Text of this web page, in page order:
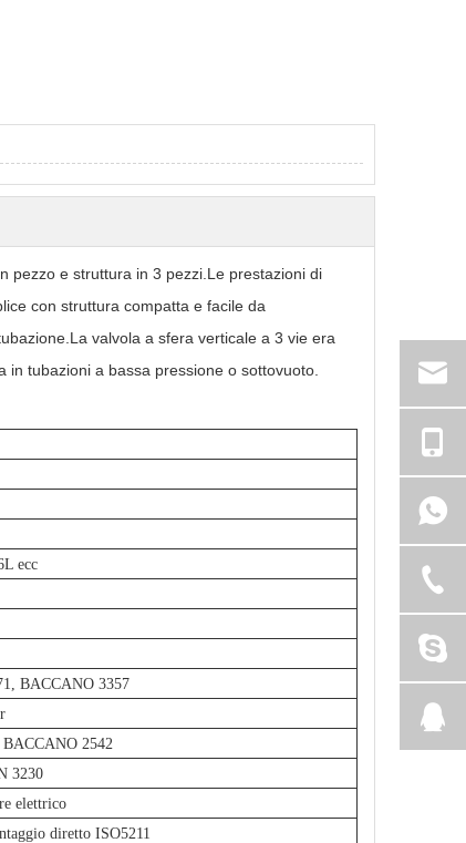
pezzo e struttura in 3 pezzi.Le prestazioni di
con struttura compatta e facile da
valvola a sfera verticale a 3 vie era
tubazioni a bassa pressione o sottovuoto.
ecc
BACCANO 3357
2542
3230
elettrico
diretto ISO5211